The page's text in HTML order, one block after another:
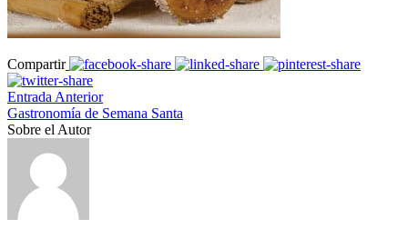
Compartir
Entrada Anterior
Gastronomía de Semana Santa
Sobre el Autor